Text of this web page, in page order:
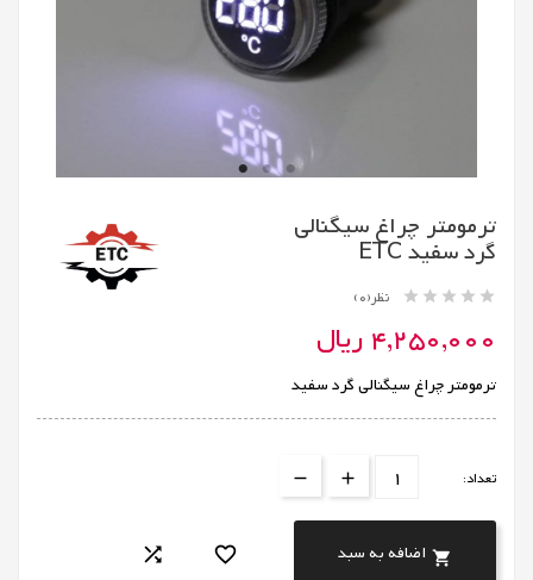
ترمومتر چراغ سیگنالی
گرد سفید ETC




 نظر(0)
4,250,000 ریال
ترمومتر چراغ سیگنالی گرد سفید
تعداد:
 اضافه به سبد 
